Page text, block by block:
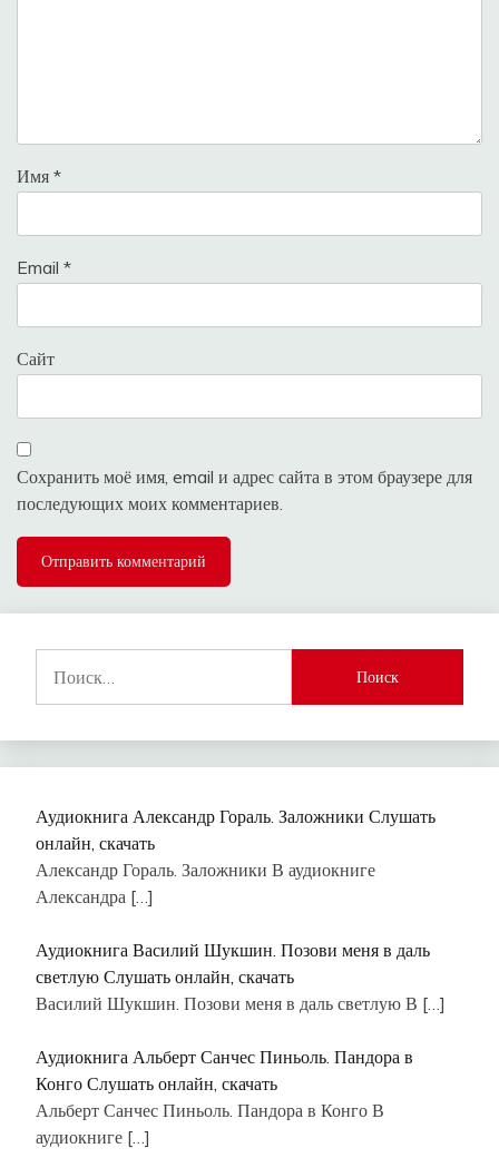
Имя *
Email *
Сайт
Сохранить моё имя, email и адрес сайта в этом браузере для
последующих моих комментариев.
Аудиокнига Александр Гораль. Заложники Слушать
онлайн, скачать
Александр Гораль. Заложники В аудиокниге
Александра […]
Аудиокнига Василий Шукшин. Позови меня в даль
светлую Слушать онлайн, скачать
Василий Шукшин. Позови меня в даль светлую В […]
Аудиокнига Альберт Санчес Пиньоль. Пандора в
Конго Слушать онлайн, скачать
Альберт Санчес Пиньоль. Пандора в Конго В
аудиокниге […]